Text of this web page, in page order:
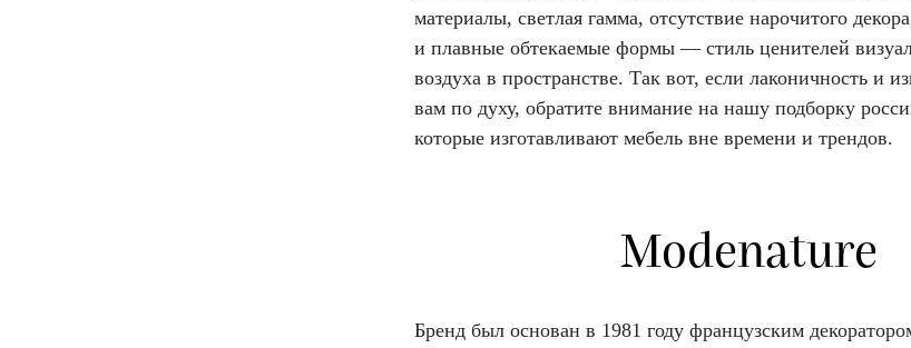
материалы, светлая гамма, отсутствие нарочитого
и плавные обтекаемые формы — стиль ценителей
воздуха в пространстве. Так вот, если лаконичность и
вам по духу, обратите внимание на нашу подборку
которые изготавливают мебель вне времени и трендов.
Modenature
Бренд был основан в 1981 году французским